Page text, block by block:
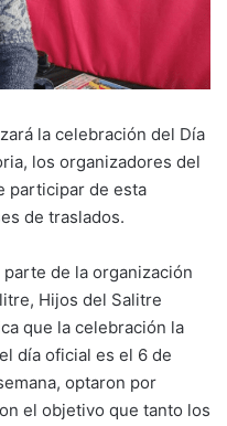
la celebración del Día
los organizadores del
participar de esta
de traslados.
de la organización
Hijos del Salitre
que la celebración la
día oficial es el 6 de
optaron por
el objetivo que tanto los